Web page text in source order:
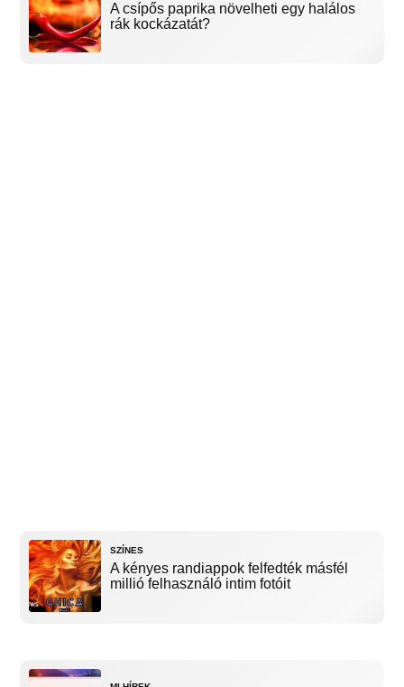
A csípős paprika növelheti egy halálos
rák kockázatát?
SZÍNES
A kényes randiappok felfedték másfél
millió felhasználó intim fotóit